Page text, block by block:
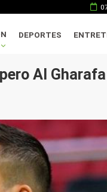
DEPORTES
Al Gharafa